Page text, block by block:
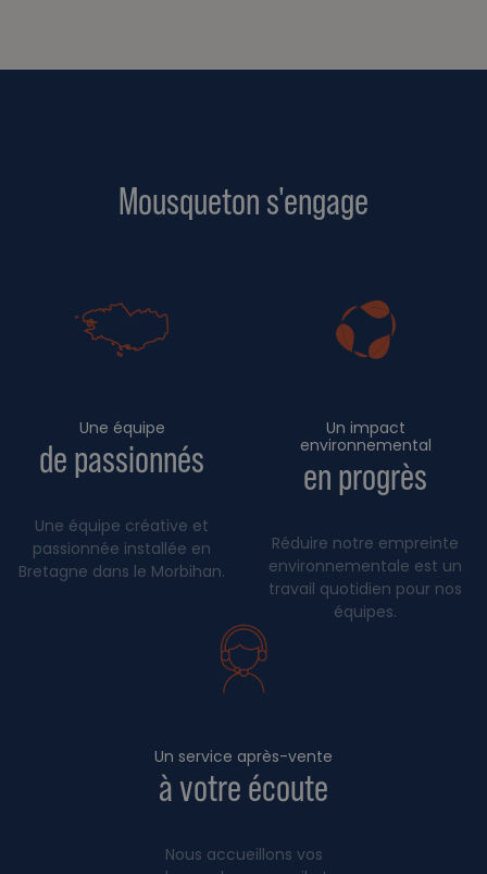
Mousqueton s'engage
Une équipe
de passionnés
Une équipe créative et
passionnée installée en
Bretagne dans le Morbihan.
Un impact
environnemental
en progrès
Réduire notre empreinte
environnementale est un
travail quotidien pour nos
équipes.
Un service après-vente
à votre écoute
Nous accueillons vos